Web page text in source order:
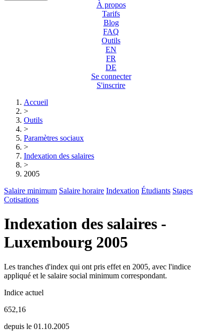
À propos
Tarifs
Blog
FAQ
Outils
EN
FR
DE
Se connecter
S'inscrire
Accueil
>
Outils
>
Paramètres sociaux
>
Indexation des salaires
>
2005
Salaire minimum Salaire horaire Indexation Étudiants Stages
Cotisations
Indexation des salaires -
Luxembourg 2005
Les tranches d'index qui ont pris effet en 2005, avec l'indice
appliqué et le salaire social minimum correspondant.
Indice actuel
652,16
depuis le 01.10.2005